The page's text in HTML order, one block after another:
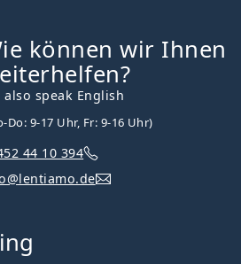
können wir Ihnen
also speak English
Do: 9-17 Uhr, Fr: 9-16 Uhr)
44 10 394